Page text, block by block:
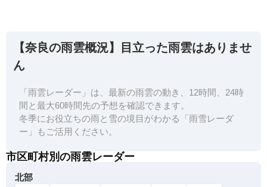
【奈良の雨雲概況】目立った雨雲はありませ
ん
「雨雲レーダー」は、最新の雨雲の動き、12時間、24時
間と最大60時間先の予想を確認できます。
冬季にお役立ちの雨と雪の境目がわかる「雨雪レーダ
ー」もご活用ください。
市区町村別の雨雲レーダー
北部